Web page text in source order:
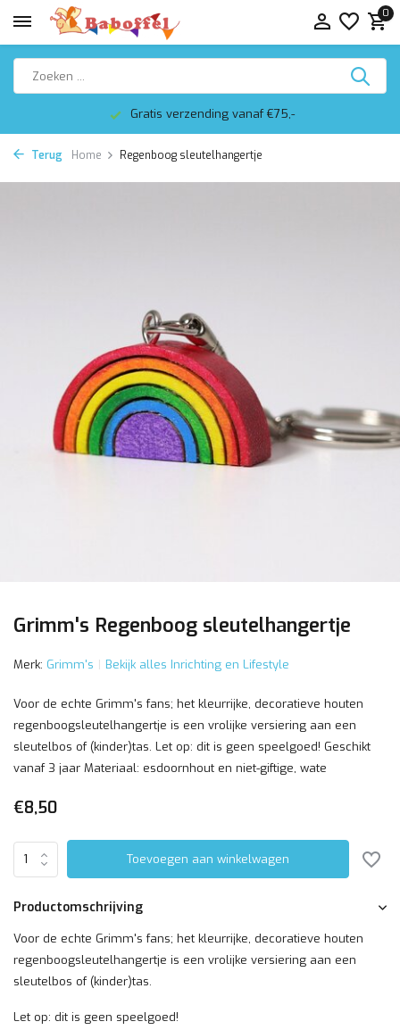
0
Gratis verzending vanaf €75,-
Terug Home Regenboog sleutelhangertje
Grimm's Regenboog sleutelhangertje
Merk: Grimm's Bekijk alles Inrichting en Lifestyle
Voor de echte Grimm's fans; het kleurrijke, decoratieve houten
regenboogsleutelhangertje is een vrolijke versiering aan een
sleutelbos of (kinder)tas. Let op: dit is geen speelgoed! Geschikt
vanaf 3 jaar Materiaal: esdoornhout en niet-giftige, wate
€8,50
Toevoegen aan winkelwagen
Productomschrijving
Voor de echte Grimm's fans; het kleurrijke, decoratieve houten
regenboogsleutelhangertje is een vrolijke versiering aan een
sleutelbos of (kinder)tas.
Let op: dit is geen speelgoed!